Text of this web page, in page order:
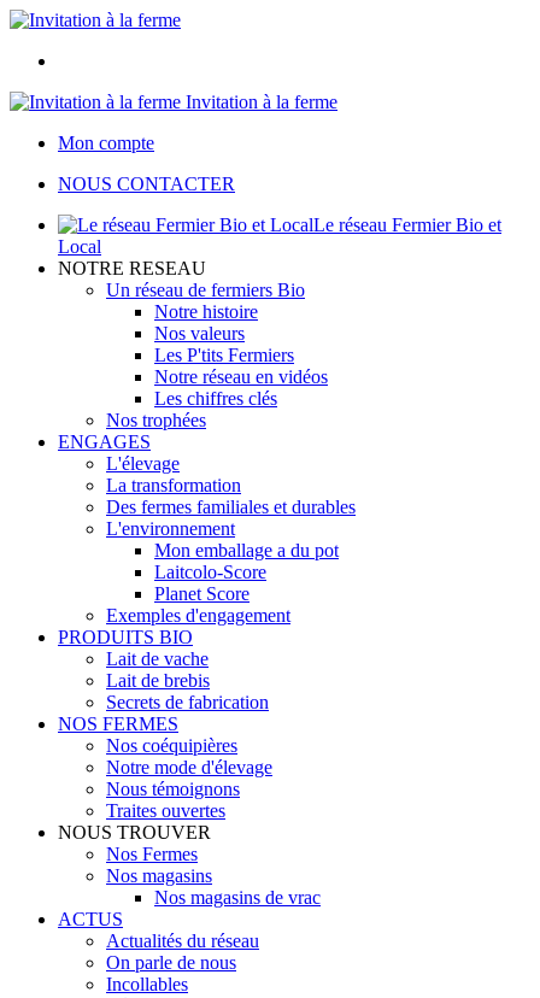
Invitation à la ferme
Mon compte
NOUS CONTACTER
Le réseau Fermier Bio et
Local
NOTRE RESEAU
Un réseau de fermiers Bio
Notre histoire
Nos valeurs
Les P'tits Fermiers
Notre réseau en vidéos
Les chiffres clés
Nos trophées
ENGAGES
L'élevage
La transformation
Des fermes familiales et durables
L'environnement
Mon emballage a du pot
Laitcolo-Score
Planet Score
Exemples d'engagement
PRODUITS BIO
Lait de vache
Lait de brebis
Secrets de fabrication
NOS FERMES
Nos coéquipières
Notre mode d'élevage
Nous témoignons
Traites ouvertes
NOUS TROUVER
Nos Fermes
Nos magasins
Nos magasins de vrac
ACTUS
Actualités du réseau
On parle de nous
Incollables